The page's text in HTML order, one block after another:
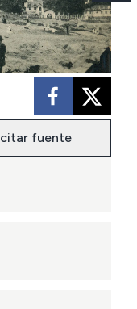
citar fuente